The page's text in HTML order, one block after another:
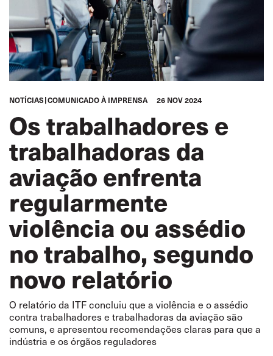
NOTÍCIAS COMUNICADO À IMPRENSA 26 NOV 2024
Os trabalhadores e
trabalhadoras da
aviação enfrenta
regularmente
violência ou assédio
no trabalho, segundo
novo relatório
O relatório da ITF concluiu que a violência e o assédio
contra trabalhadores e trabalhadoras da aviação são
comuns, e apresentou recomendações claras para que a
indústria e os órgãos reguladores